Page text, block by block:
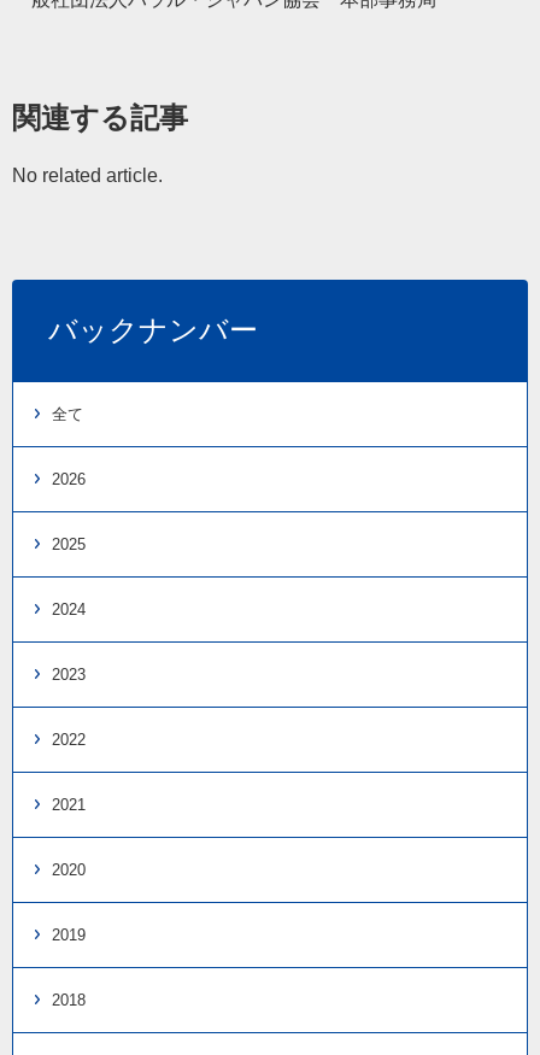
関連する記事
No related article.
バックナンバー
全て
2026
2025
2024
2023
2022
2021
2020
2019
2018